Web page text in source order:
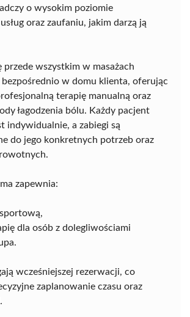
o wysokim poziomie
oraz zaufaniu, jakim darzą ją
przede wszystkim w masażach
w domu klienta, oferując
terapię manualną oraz
łagodzenia bólu. Każdy pacjent
indywidualnie, a zabiegi są
do jego konkretnych potrzeb oraz
zapewnia:
dla osób z dolegliwościami
wcześniejszej rezerwacji, co
zaplanowanie czasu oraz